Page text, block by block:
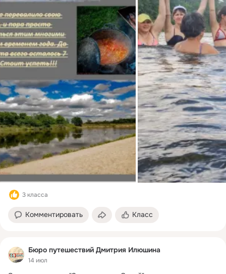
3 класса
Комментировать Класс
Бюро путешествий Дмитрия Илюшина
14 июл